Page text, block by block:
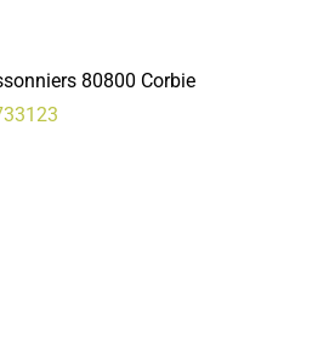
80800 Corbie